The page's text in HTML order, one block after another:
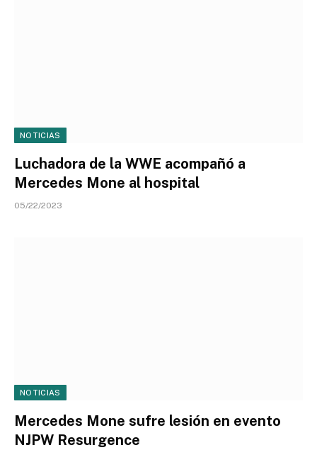
NOTICIAS
Luchadora de la WWE acompañó a
Mercedes Mone al hospital
05/22/2023
NOTICIAS
Mercedes Mone sufre lesión en evento
NJPW Resurgence